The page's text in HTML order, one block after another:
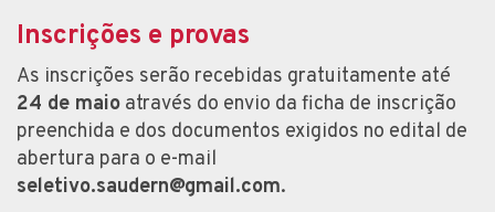
Inscrições e provas
As inscrições serão recebidas gratuitamente até
24 de maio através do envio da ficha de inscrição
preenchida e dos documentos exigidos no edital de
abertura para o e-mail
seletivo.saudern@gmail.com.